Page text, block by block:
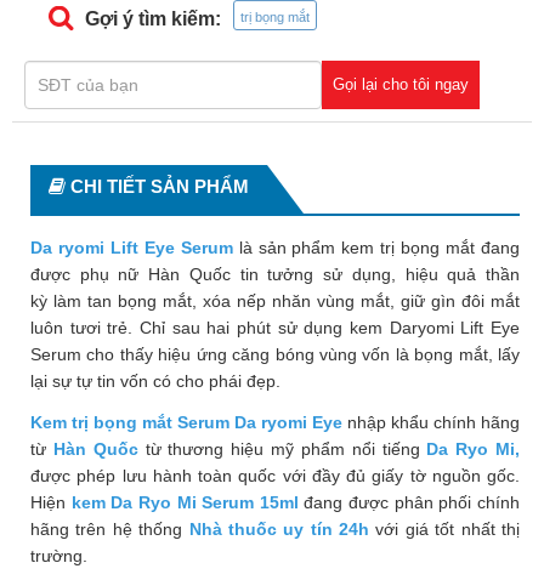
Tai,
Hô
hấp
Chống
viêm,
nề,
Dị
ứng
Hỗ
trợ
đường
Sức
khỏe
của
bé
Gợi ý tìm kiếm: trị bọng mắt
Gọi lại cho tôi ngay
CHI TIẾT SẢN PHẨM
Da ryomi Lift Eye Serumlà sản phẩm kem trị bọng mắt đang
được phụ nữ Hàn Quốc tin tưởng sử dụng, hiệu quả thần
kỳ làm tan bọng mắt, xóa nếp nhăn vùng mắt, giữ gìn đôi mắt
luôn tươi trẻ. Chỉ sau hai phút sử dụng kem Daryomi Lift Eye
Serum cho thấy hiệu ứng căng bóng vùng vốn là bọng mắt, lấy
lại sự tự tin vốn có cho phái đẹp.
Kem trị bọng mắt Serum Da ryomi Eye nhập khẩu chính hãng
từ Hàn Quốc từ thương hiệu mỹ phẩm nổi tiếng Da Ryo Mi,
được phép lưu hành toàn quốc với đầy đủ giấy tờ nguồn gốc.
Hiện kem Da Ryo Mi Serum 15mlđang được phân phối chính
hãng trên hệ thống Nhà thuốc uy tín 24hvới giá tốt nhất thị
trường.